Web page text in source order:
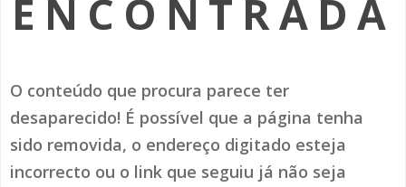
(RE) PENSAMENTOS
HISTÓRIAS DE ABRIL
ENCONTRADA
O conteúdo que procura parece ter
desaparecido! É possível que a página tenha
sido removida, o endereço digitado esteja
incorrecto ou o link que seguiu já não seja